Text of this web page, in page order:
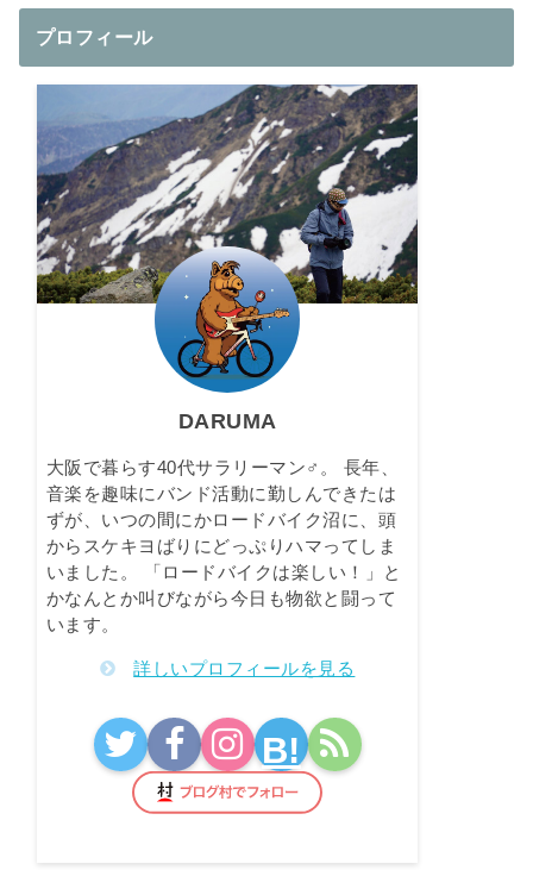
Up The
PEAKS」概要
決定！！
プロフィール
DARUMA
大阪で暮らす40代サラリーマン♂。 長年、
音楽を趣味にバンド活動に勤しんできたは
ずが、いつの間にかロードバイク沼に、頭
からスケキヨばりにどっぷりハマってしま
いました。 「ロードバイクは楽しい！」と
かなんとか叫びながら今日も物欲と闘って
います。
詳しいプロフィールを見る
B!